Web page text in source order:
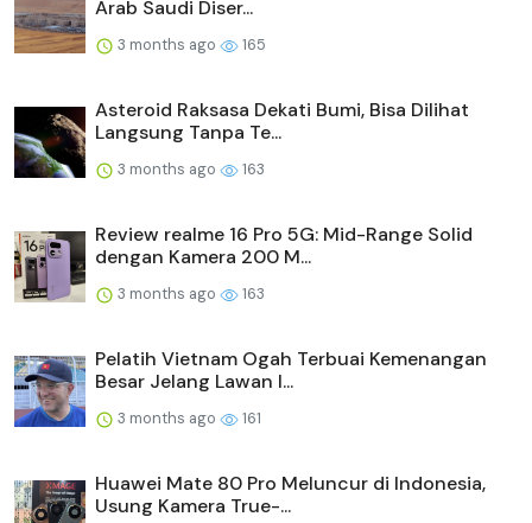
Arab Saudi Diser...
3 months ago 165
Asteroid Raksasa Dekati Bumi, Bisa Dilihat
Langsung Tanpa Te...
3 months ago 163
Review realme 16 Pro 5G: Mid-Range Solid
dengan Kamera 200 M...
3 months ago 163
Pelatih Vietnam Ogah Terbuai Kemenangan
Besar Jelang Lawan I...
3 months ago 161
Huawei Mate 80 Pro Meluncur di Indonesia,
Usung Kamera True-...